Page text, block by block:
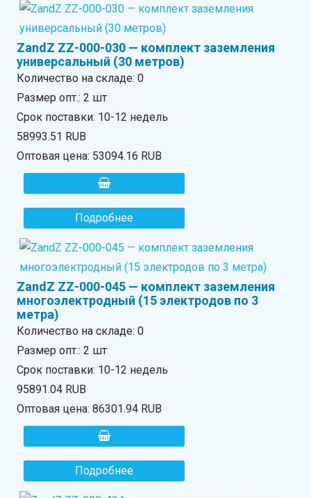
ZandZ ZZ-000-030 — комплект заземления
универсальный (30 метров)
Количество на складе:0
Размер опт.: 2 шт
Срок поставки: 10-12 недель
58993.51 RUB
Оптовая цена: 53094.16 RUB
Подробнее
ZandZ ZZ-000-045 — комплект заземления
многоэлектродный (15 электродов по 3
метра)
Количество на складе:0
Размер опт.: 2 шт
Срок поставки: 10-12 недель
95891.04 RUB
Оптовая цена:86301.94 RUB
Подробнее